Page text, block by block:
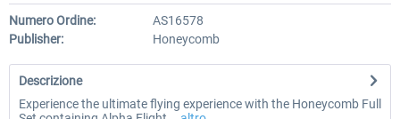
Numero Ordine:
AS16578
Publisher:
Honeycomb
Descrizione
Experience the ultimate flying experience with the Honeycomb Full